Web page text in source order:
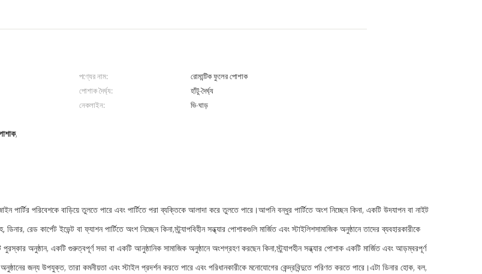
পণ্যের নাম:
রোমান্টিক ফুলের পোশাক
পোশাক দৈর্ঘ্য:
হাঁটু-দৈর্ঘ্য
নেকলাইন:
ভি-ঘাড়
,
পার্টির পরিবেশকে বাড়িয়ে তুলতে পারে এবং পার্টিতে পরা ব্যক্তিকে আলাদা করে তুলতে পারে।আপনি বন্ধুর পার্টিতে অংশ নিচ্ছেন কিনা, একটি উদযাপন বা নাইট
রেড কার্পেট ইভেন্ট বা ফ্যাশন পার্টিতে অংশ নিচ্ছেন কিনা,স্ট্র্যাপবিহীন সন্ধ্যার পোশাকগুলি মার্জিত এবং স্টাইলিশসামাজিক অনুষ্ঠানে তাদের ব্যবহারকারীকে
অনুষ্ঠান, একটি গুরুত্বপূর্ণ সভা বা একটি আনুষ্ঠানিক সামাজিক অনুষ্ঠানে অংশগ্রহণ করছেন কিনা,স্ট্র্যাপহীন সন্ধ্যার পোশাক একটি মার্জিত এবং আড়ম্বরপূর্ণ
জন্য উপযুক্ত, তারা কমনীয়তা এবং স্টাইল প্রদর্শন করতে পারে এবং পরিধানকারীকে মনোযোগের কেন্দ্রবিন্দুতে পরিণত করতে পারে।এটা ডিনার হোক, বল,